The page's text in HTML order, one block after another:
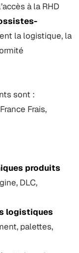
à la RHD
la logistique, la
sont :
Frais,
produits
DLC,
logistiques
palettes,